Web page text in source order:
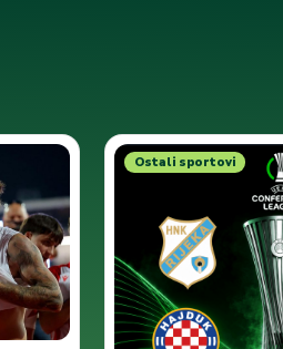
Ostali sportovi